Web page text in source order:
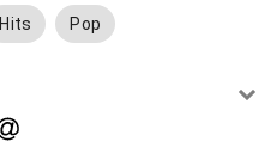
Hits Pop